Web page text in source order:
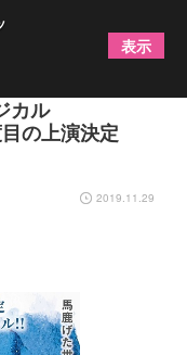
エイターが生み
カル
の上演決定
2019.11.29
表示